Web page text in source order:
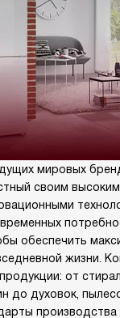
мировых
своим высоким
обеспечить
жизни.
от
до духовок,
производства